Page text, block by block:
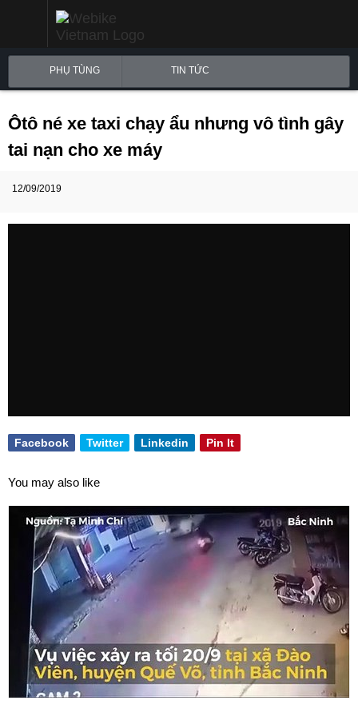
PHỤ TÙNG TIN TỨC
Ôtô né xe taxi chạy ẩu nhưng vô tình gây
tai nạn cho xe máy
12/09/2019
Facebook Twitter Linkedin Pin It
You may also like